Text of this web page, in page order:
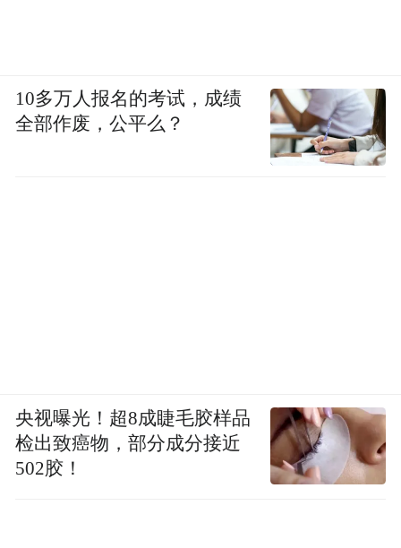
10多万人报名的考试，成绩
全部作废，公平么？
央视曝光！超8成睫毛胶样品
检出致癌物，部分成分接近
502胶！